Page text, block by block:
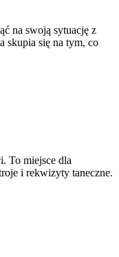
na swoją sytuację z
skupia się na tym, co
To miejsce dla
i rekwizyty taneczne.